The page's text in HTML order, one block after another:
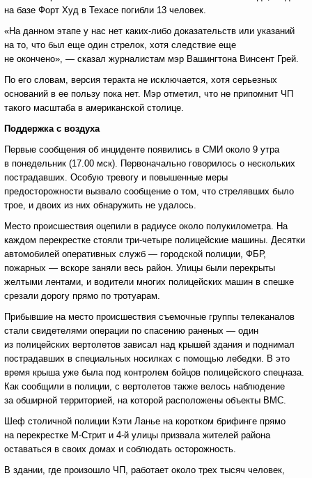
на базе Форт Худ в Техасе погибли 13 человек.
«На данном этапе у нас нет каких-либо доказательств или указаний
на то, что был еще один стрелок, хотя следствие еще
не окончено», — сказал журналистам мэр Вашингтона Винсент Грей.
По его словам, версия теракта не исключается, хотя серьезных
оснований в ее пользу пока нет. Мэр отметил, что не припомнит ЧП
такого масштаба в американской столице.
Поддержка с воздуха
Первые сообщения об инциденте появились в СМИ около 9 утра
в понедельник (17.00 мск). Первоначально говорилось о нескольких
пострадавших. Особую тревогу и повышенные меры
предосторожности вызвало сообщение о том, что стрелявших было
трое, и двоих из них обнаружить не удалось.
Место происшествия оцепили в радиусе около полукилометра. На
каждом перекрестке стояли три-четыре полицейские машины. Десятки
автомобилей оперативных служб — городской полиции, ФБР,
пожарных — вскоре заняли весь район. Улицы были перекрыты
желтыми лентами, и водители многих полицейских машин в спешке
срезали дорогу прямо по тротуарам.
Прибывшие на место происшествия съемочные группы телеканалов
стали свидетелями операции по спасению раненых — один
из полицейских вертолетов зависал над крышей здания и поднимал
пострадавших в специальных носилках с помощью лебедки. В это
время крыша уже была под контролем бойцов полицейского спецназа.
Как сообщили в полиции, с вертолетов также велось наблюдение
за обширной территорией, на которой расположены объекты ВМС.
Шеф столичной полиции Кэти Ланье на коротком брифинге прямо
на перекрестке М-Стрит и 4-й улицы призвала жителей района
оставаться в своих домах и соблюдать осторожность.
В здании, где произошло ЧП, работает около трех тысяч человек,